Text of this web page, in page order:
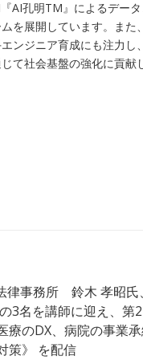
AI孔明TM』によるデー
を展開しています。また
ンジニア育成にも注力し
て社会基盤の強化に貢献
律事務所 鈴木 孝昭氏
3名を講師に迎え、第
療のDX、病院の事業
策》 を配信